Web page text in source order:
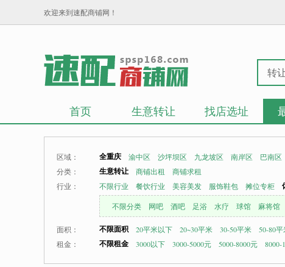
欢迎来到速配商铺网！
转
首页 生意转让 找店选址
区域： 全重庆 渝中区 沙坪坝区 九龙坡区 南岸区 巴南区
分类：
生意转让 商铺出租
商铺求租
行业：
不限行业 餐饮行业 美容美发 服饰鞋包 摊位专柜
不限分类 网吧 酒吧 足浴 水疗 球馆 麻将馆
面积： 不限面积 20平米以下 20~30平米 30-50平米 50-80
租金：
不限租金 3000以下 3000-5000元 5000-8000元 8000-